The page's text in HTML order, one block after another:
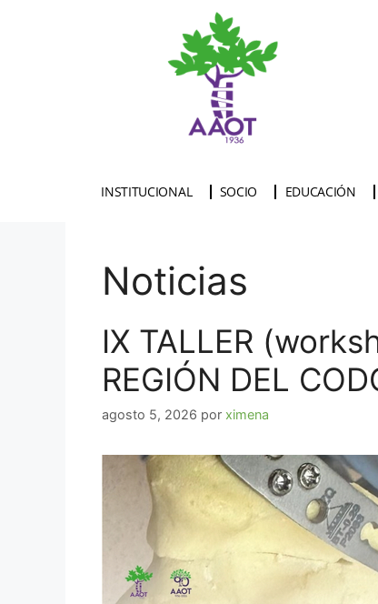
INSTITUCIONAL SOCIO EDUCACIÓN
Noticias
IX TALLER
REGIÓN DEL
agosto 5, 2026 por ximena